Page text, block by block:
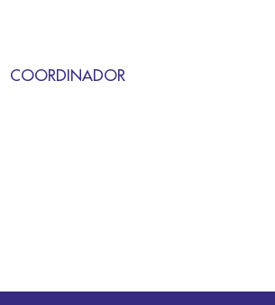
COORDINADOR